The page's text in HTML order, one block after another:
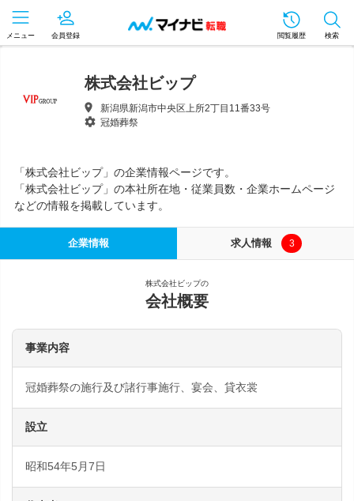
メニュー 会員登録 閲覧履歴 検索
株式会社ビップ
新潟県新潟市中央区上所2丁目11番33号
冠婚葬祭
「株式会社ビップ」の企業情報ページです。
「株式会社ビップ」の本社所在地・従業員数・企業ホームページ
などの情報を掲載しています。
企業情報 求人情報 3
株式会社ビップの
会社概要
事業内容
冠婚葬祭の施行及び諸行事施行、宴会、貸衣裳
設立
昭和54年5月7日